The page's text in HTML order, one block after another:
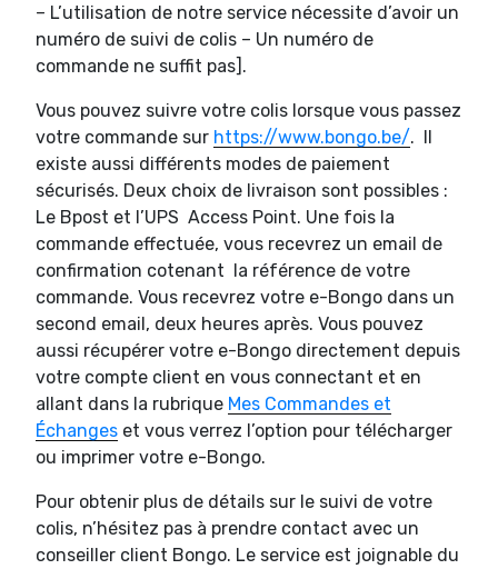
– L’utilisation de notre service nécessite d’avoir un
numéro de suivi de colis – Un numéro de
commande ne suffit pas].
Vous pouvez suivre votre colis lorsque vous passez
votre commande sur https://www.bongo.be/. Il
existe aussi différents modes de paiement
sécurisés. Deux choix de livraison sont possibles :
Le Bpost et l’UPS Access Point. Une fois la
commande effectuée, vous recevrez un email de
confirmation cotenant la référence de votre
commande. Vous recevrez votre e-Bongo dans un
second email, deux heures après. Vous pouvez
aussi récupérer votre e-Bongo directement depuis
votre compte client en vous connectant et en
allant dans la rubrique Mes Commandes et
Échanges et vous verrez l’option pour télécharger
ou imprimer votre e-Bongo.
Pour obtenir plus de détails sur le suivi de votre
colis, n’hésitez pas à prendre contact avec un
conseiller client Bongo. Le service est joignable du